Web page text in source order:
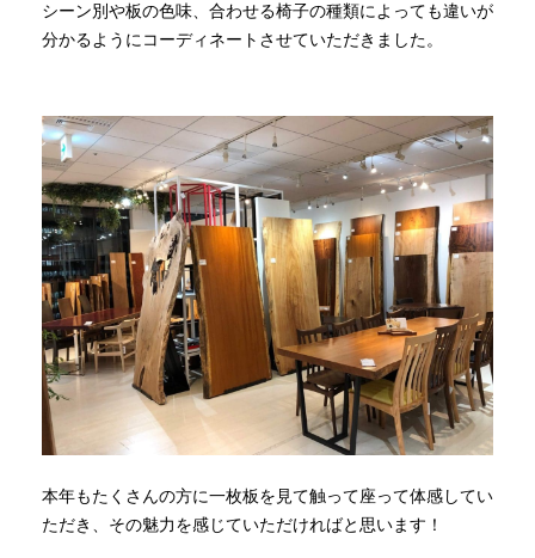
シーン別や板の色味、合わせる椅子の種類によっても違いが
分かるようにコーディネートさせていただきました。
本年もたくさんの方に一枚板を見て触って座って体感してい
ただき、その魅力を感じていただければと思います！